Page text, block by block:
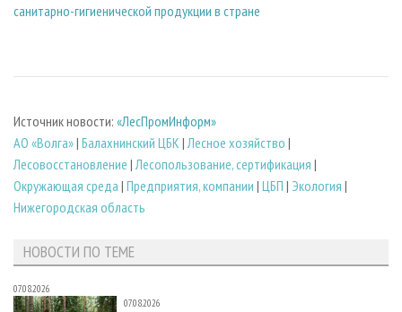
санитарно-гигиенической продукции в стране
Источник новости: «ЛесПромИнформ»
АО «Волга»| Балахнинский ЦБК | Лесное хозяйство |
Лесовосстановление | Лесопользование, сертификация |
Окружающая среда | Предприятия, компании | ЦБП | Экология |
Нижегородская область
НОВОСТИ ПО ТЕМЕ
07.08.2026
07.08.2026